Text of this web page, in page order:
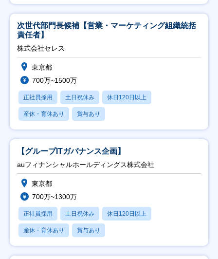
次世代部門長候補【営業・マーケティング組織統括
責任者】
株式会社セレス
東京都
700万~1500万
正社員採用 土日祝休み 休日120日以上
産休・育休あり 賞与あり
【グループITガバナンス企画】
auフィナンシャルホールディングス株式会社
東京都
700万~1300万
正社員採用 土日祝休み 休日120日以上
産休・育休あり 賞与あり